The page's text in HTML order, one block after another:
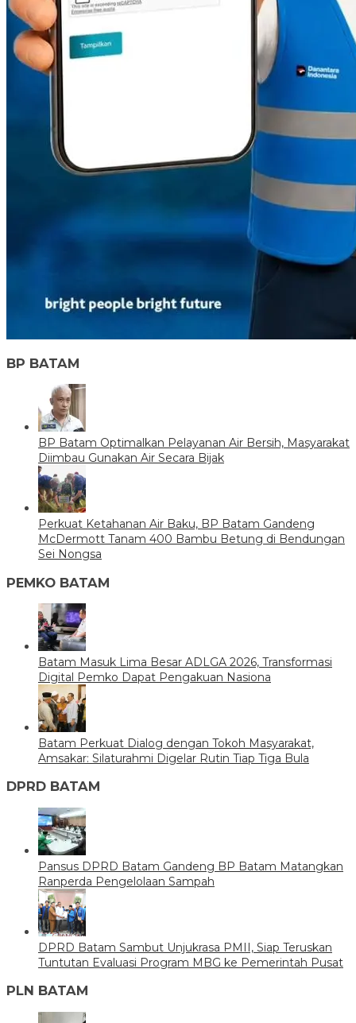
BP BATAM
BP Batam Optimalkan Pelayanan Air Bersih, Masyarakat
Diimbau Gunakan Air Secara Bijak
Perkuat Ketahanan Air Baku, BP Batam Gandeng
McDermott Tanam 400 Bambu Betung di Bendungan
Sei Nongsa
PEMKO BATAM
Batam Masuk Lima Besar ADLGA 2026, Transformasi
Digital Pemko Dapat Pengakuan Nasiona
Batam Perkuat Dialog dengan Tokoh Masyarakat,
Amsakar: Silaturahmi Digelar Rutin Tiap Tiga Bula
DPRD BATAM
Pansus DPRD Batam Gandeng BP Batam Matangkan
Ranperda Pengelolaan Sampah
DPRD Batam Sambut Unjukrasa PMII, Siap Teruskan
Tuntutan Evaluasi Program MBG ke Pemerintah Pusat
PLN BATAM